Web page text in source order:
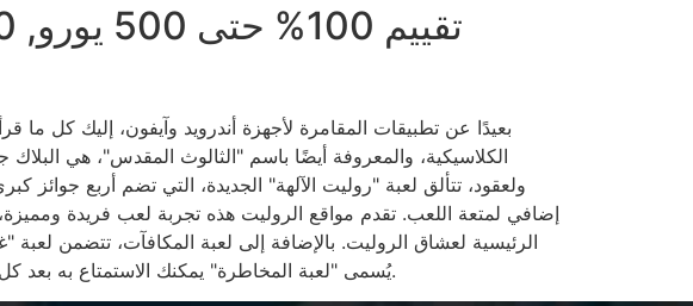
بعيدًا عن تطبيقات المقامرة لأجهزة أندرويد وآيفون، إليك كل ما
الكلاسيكية، والمعروفة أيضًا باسم "الثالوث المقدس"، هي البلاك
ولعقود، تتألق لعبة "روليت الآلهة" الجديدة، التي تضم أربع جوائز
إضافي لمتعة اللعب. تقدم مواقع الروليت هذه تجربة لعب فريدة
الرئيسية لعشاق الروليت. بالإضافة إلى لعبة المكافآت، تتضمن
يُسمى "لعبة المخاطرة" يمكنك الاستمتاع به بعد كل فوز في اللعبة الأساسية.